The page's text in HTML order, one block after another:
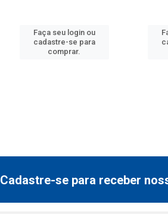
Faça seu login ou
cadastre-se para
comprar.
Cadastre-se para receber